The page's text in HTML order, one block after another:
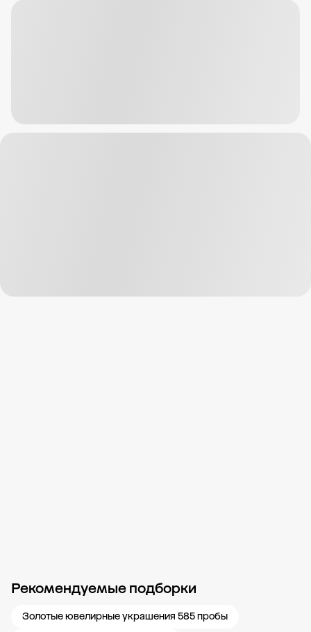
Рекомендуемые подборки
Золотые ювелирные украшения 585 пробы
Новости компании Журнал ЗОЛОТОЙ Блог